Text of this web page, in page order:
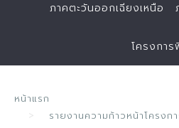
ภาคตะวันออกเฉียงเหนือ
โครงการ
หน้าแรก
รายงานความก้าวหน้าโครงก